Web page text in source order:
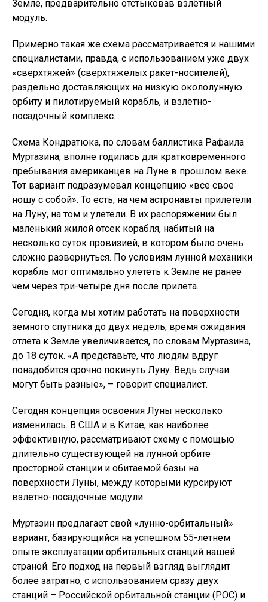
Земле, предварительно отстыковав взлётный
модуль.
Примерно такая же схема рассматривается и нашими
специалистами, правда, с использованием уже двух
«сверхтяжей» (сверхтяжелых ракет-носителей),
раздельно доставляющих на низкую окололунную
орбиту и пилотируемый корабль, и взлётно-
посадочный комплекс…
Схема Кондратюка, по словам баллистика Рафаила
Муртазина, вполне годилась для кратковременного
пребывания американцев на Луне в прошлом веке.
Тот вариант подразумевал концепцию «все свое
ношу с собой». То есть, на чем астронавты прилетели
на Луну, на том и улетели. В их распоряжении был
маленький жилой отсек корабля, набитый на
несколько суток провизией, в котором было очень
сложно развернуться. По условиям лунной механики
корабль мог оптимально улететь к Земле не ранее
чем через три-четыре дня после прилета.
Сегодня, когда мы хотим работать на поверхности
земного спутника до двух недель, время ожидания
отлета к Земле увеличивается, по словам Муртазина,
до 18 суток. «А представьте, что людям вдруг
понадобится срочно покинуть Луну. Ведь случаи
могут быть разные», – говорит специалист.
Сегодня концепция освоения Луны несколько
изменилась. В США и в Китае, как наиболее
эффективную, рассматривают схему с помощью
длительно существующей на лунной орбите
просторной станции и обитаемой базы на
поверхности Луны, между которыми курсируют
взлетно-посадочные модули.
Муртазин предлагает свой «лунно-орбитальный»
вариант, базирующийся на успешном 55-летнем
опыте эксплуатации орбитальных станций нашей
страной. Его подход на первый взгляд выглядит
более затратно, с использованием сразу двух
станций – Российской орбитальной станции (РОС) и